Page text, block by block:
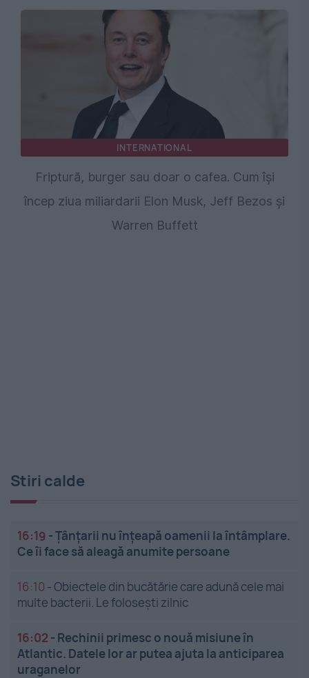
INTERNATIONAL
Friptură, burger sau doar o cafea. Cum își
încep ziua miliardarii Elon Musk, Jeff Bezos și
Warren Buffett
Stiri calde
16:19 -Țânțarii nu înțeapă oamenii la întâmplare.
Ce îi face să aleagă anumite persoane
16:10 -Obiectele din bucătărie care adună cele mai
multe bacterii. Le folosești zilnic
16:02 - Rechinii primesc o nouă misiune în
Atlantic. Datele lor ar putea ajuta la anticiparea
uraganelor